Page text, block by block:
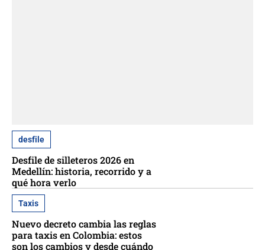
desfile
Desfile de silleteros 2026 en
Medellín: historia, recorrido y a
qué hora verlo
Taxis
Nuevo decreto cambia las reglas
para taxis en Colombia: estos
son los cambios y desde cuándo